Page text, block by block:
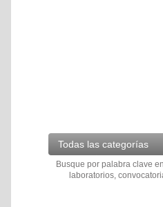
Todas las categorías
Busque por palabra clave
laboratorios,